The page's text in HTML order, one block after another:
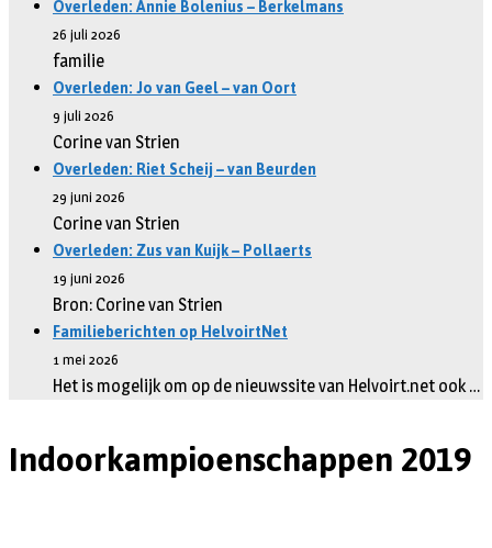
Overleden: Annie Bolenius – Berkelmans
26 juli 2026
familie
Overleden: Jo van Geel – van Oort
9 juli 2026
Corine van Strien
Overleden: Riet Scheij – van Beurden
29 juni 2026
Corine van Strien
Overleden: Zus van Kuijk – Pollaerts
19 juni 2026
Bron: Corine van Strien
Familieberichten op HelvoirtNet
1 mei 2026
Het is mogelijk om op de nieuwssite van Helvoirt.net ook …
Indoorkampioenschappen 2019